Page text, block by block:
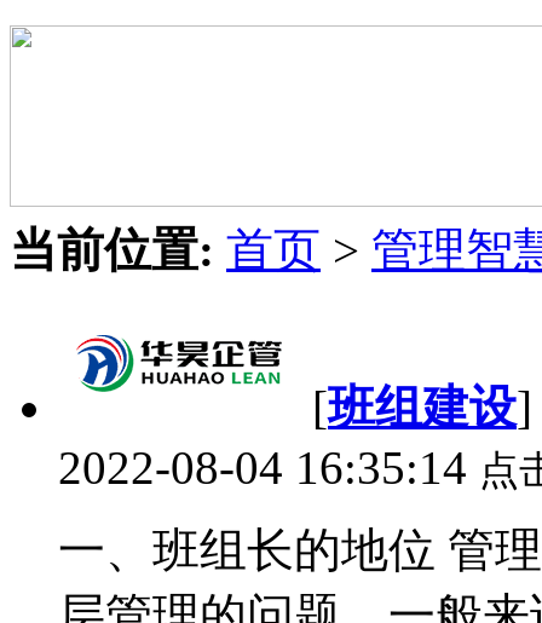
当前位置: 首页 > 管理智
[班组建设
2022-08-04 16:35:14 点
一、班组长的地位 管